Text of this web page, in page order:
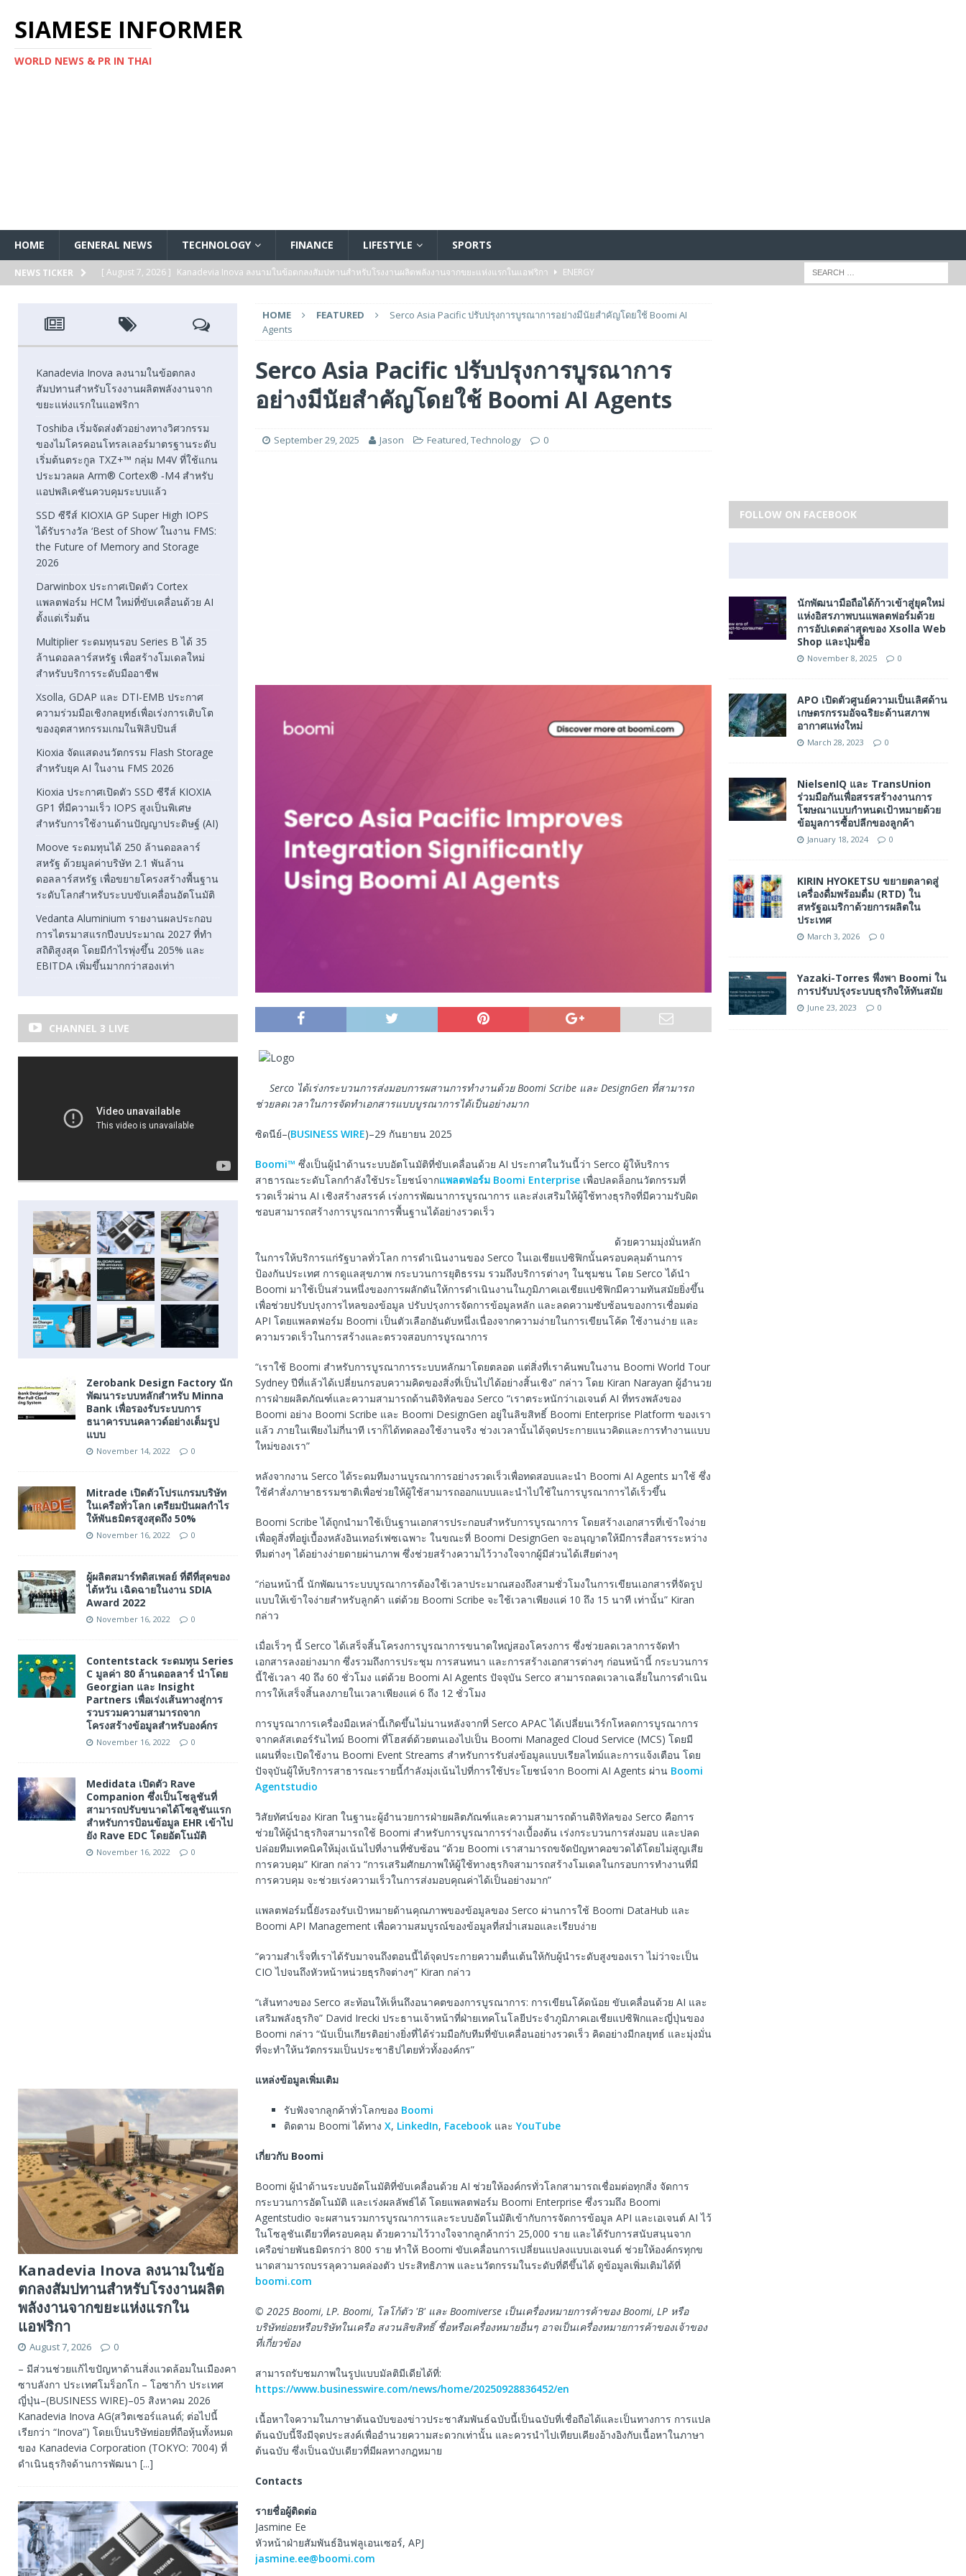
SIAMESE INFORMER
WORLD NEWS & PR IN THAI
HOME GENERAL NEWS TECHNOLOGY FINANCE LIFESTYLE SPORTS
NEWS TICKER [ August 7, 2026 ] Kanadevia Inova ลงนามในข้อตกลงสัมปทานสำหรับโรงงานผลิตพลังงานจากขยะแห่งแรกในแอฟริกา
ENERGY
แกนประมวลผล Arm® Cortex® ‑M4 สำหรับแอปพลิเคชันควบคุมระบบแล้ว
FEATURED
[ August 7, 2026 ] SSD ซีรีส์ KIOXIA GP Super High IOPS ได้รับรางวัล ‘Best of Show’ ในงาน FMS: the Future of Memory and Storage
2026
FEATURED
[ August 6, 2026 ] Darwinbox ประกาศเปิดตัว Cortex แพลตฟอร์ม HCM ใหม่ที่ขับเคลื่อนด้วย AI ตั้งแต่เริ่มต้น
FEATURED
FEATURED
HOME FEATURED
Serco Asia Pacific ปรับปรุงการบูรณาการอย่างมีนัยสำคัญโดยใช้ Boomi AI
Agents
Serco Asia Pacific ปรับปรุงการบูรณาการ
อย่างมีนัยสำคัญโดยใช้ Boomi AI Agents
September 29, 2025 Jason Featured,Technology 0
Serco ได้เร่งกระบวนการส่งมอบการผสานการทำงานด้วยBoomi Scribe และDesignGen ที่สามารถ
ช่วยลดเวลาในการจัดทำเอกสารแบบบูรณาการได้เป็นอย่างมาก
ซิดนีย์–(BUSINESS WIRE)–29 กันยายน 2025
Boomi™ ซึ่งเป็นผู้นำด้านระบบอัตโนมัติที่ขับเคลื่อนด้วย AI ประกาศในวันนี้ว่า Serco ผู้ให้บริการ
สาธารณะระดับโลกกำลังใช้ประโยชน์จากแพลตฟอร์ม Boomi Enterpriseเพื่อปลดล็อกนวัตกรรมที่
รวดเร็วผ่าน AI เชิงสร้างสรรค์ เร่งการพัฒนาการบูรณาการ และส่งเสริมให้ผู้ใช้ทางธุรกิจที่มีความรับผิด
ชอบสามารถสร้างการบูรณาการพื้นฐานได้อย่างรวดเร็ว
ด้วยความมุ่งมั่นหลัก
ในการให้บริการแก่รัฐบาลทั่วโลก การดำเนินงานของ Serco ในเอเชียแปซิฟิกนั้นครอบคลุมด้านการ
ป้องกันประเทศ การดูแลสุขภาพ กระบวนการยุติธรรม รวมถึงบริการต่างๆ ในชุมชน โดย Serco ได้นำ
Boomi มาใช้เป็นส่วนหนึ่งของการผลักดันให้การดำเนินงานในภูมิภาคเอเชียแปซิฟิกมีความทันสมัยยิ่งขึ้น
เพื่อช่วยปรับปรุงการไหลของข้อมูล ปรับปรุงการจัดการข้อมูลหลัก และลดความซับซ้อนของการเชื่อมต่อ
API โดยแพลตฟอร์ม Boomi เป็นตัวเลือกอันดับหนึ่งเนื่องจากความง่ายในการเขียนโค้ด ใช้งานง่าย และ
ความรวดเร็วในการสร้างและตรวจสอบการบูรณาการ
“เราใช้ Boomi สำหรับการบูรณาการระบบหลักมาโดยตลอด แต่สิ่งที่เราค้นพบในงาน Boomi World Tour
Sydney ปีที่แล้วได้เปลี่ยนกรอบความคิดของสิ่งที่เป็นไปได้อย่างสิ้นเชิง” กล่าว โดย Kiran Narayan ผู้อำนวย
การฝ่ายผลิตภัณฑ์และความสามารถด้านดิจิทัลของ Serco “เราตระหนักว่าเอเจนต์ AI ที่ทรงพลังของ
Boomi อย่าง Boomi Scribe และ Boomi DesignGen อยู่ในลิขสิทธิ์ Boomi Enterprise Platform ของเรา
แล้ว ภายในเพียงไม่กี่นาที เราก็ได้ทดลองใช้งานจริง ช่วงเวลานั้นได้จุดประกายแนวคิดและการทำงานแบบ
ใหม่ของเรา”
หลังจากงาน Serco ได้ระดมทีมงานบูรณาการอย่างรวดเร็วเพื่อทดสอบและนำ Boomi AI Agents มาใช้ ซึ่ง
ใช้คำสั่งภาษาธรรมชาติเพื่อช่วยให้ผู้ใช้สามารถออกแบบและนำไปใช้ในการบูรณาการได้เร็วขึ้น
Boomi Scribe ได้ถูกนำมาใช้เป็นฐานเอกสารประกอบสำหรับการบูรณาการ โดยสร้างเอกสารที่เข้าใจง่าย
เพื่อดูสิ่งที่อยู่เบื้องหลังอินเทอร์เฟซเฉพาะ ในขณะที่ Boomi DesignGen จะอนุญาตให้มีการสื่อสารระหว่าง
ทีมต่างๆ ได้อย่างง่ายดายผ่านภาพ ซึ่งช่วยสร้างความไว้วางใจจากผู้มีส่วนได้เสียต่างๆ
“ก่อนหน้านี้ นักพัฒนาระบบบูรณาการต้องใช้เวลาประมาณสองถึงสามชั่วโมงในการเขียนเอกสารที่จัดรูป
แบบให้เข้าใจง่ายสำหรับลูกค้า แต่ด้วย Boomi Scribe จะใช้เวลาเพียงแค่ 10 ถึง 15 นาที เท่านั้น” Kiran
กล่าว
เมื่อเร็วๆ นี้ Serco ได้เสร็จสิ้นโครงการบูรณาการขนาดใหญ่สองโครงการ ซึ่งช่วยลดเวลาการจัดทำ
เอกสารลงอย่างมาก ซึ่งรวมถึงการประชุม การสนทนา และการสร้างเอกสารต่างๆ ก่อนหน้านี้ กระบวนการ
นี้ใช้เวลา 40 ถึง 60 ชั่วโมง แต่ด้วย Boomi AI Agents ปัจจุบัน Serco สามารถลดเวลาเฉลี่ยในการดำเนิน
การให้เสร็จสิ้นลงภายในเวลาเพียงแค่ 6 ถึง 12 ชั่วโมง
การบูรณาการเครื่องมือเหล่านี้เกิดขึ้นไม่นานหลังจากที่ Serco APAC ได้เปลี่ยนเวิร์กโหลดการบูรณาการ
จากคลัสเตอร์รันไทม์ Boomi ที่โฮสต์ด้วยตนเองไปเป็น Boomi Managed Cloud Service (MCS) โดยมี
แผนที่จะเปิดใช้งาน Boomi Event Streams สำหรับการรับส่งข้อมูลแบบเรียลไทม์และการแจ้งเตือน โดย
ปัจจุบันผู้ให้บริการสาธารณะรายนี้กำลังมุ่งเน้นไปที่การใช้ประโยชน์จาก Boomi AI Agents ผ่าน Boomi
Agentstudio
วิสัยทัศน์ของ Kiran ในฐานะผู้อำนวยการฝ่ายผลิตภัณฑ์และความสามารถด้านดิจิทัลของ Serco คือการ
ช่วยให้ผู้นำธุรกิจสามารถใช้ Boomi สำหรับการบูรณาการร่างเบื้องต้น เร่งกระบวนการส่งมอบ และปลด
ปล่อยทีมเทคนิคให้มุ่งเน้นไปที่งานที่ซับซ้อน “ด้วย Boomi เราสามารถขจัดปัญหาคอขวดได้โดยไม่สูญเสีย
การควบคุม” Kiran กล่าว “การเสริมศักยภาพให้ผู้ใช้ทางธุรกิจสามารถสร้างโมเดลในกรอบการทำงานที่มี
การควบคุม จะช่วยเร่งความเร็วในการส่งมอบคุณค่าได้เป็นอย่างมาก”
แพลตฟอร์มนี้ยังรองรับเป้าหมายด้านคุณภาพของข้อมูลของ Serco ผ่านการใช้ Boomi DataHub และ
Boomi API Management เพื่อความสมบูรณ์ของข้อมูลที่สม่ำเสมอและเรียบง่าย
“ความสำเร็จที่เราได้รับมาจนถึงตอนนี้ได้จุดประกายความตื่นเต้นให้กับผู้นำระดับสูงของเรา ไม่ว่าจะเป็น
CIO ไปจนถึงหัวหน้าหน่วยธุรกิจต่างๆ” Kiran กล่าว
“เส้นทางของ Serco สะท้อนให้เห็นถึงอนาคตของการบูรณาการ: การเขียนโค้ดน้อย ขับเคลื่อนด้วย AI และ
เสริมพลังธุรกิจ” David Irecki ประธานเจ้าหน้าที่ฝ่ายเทคโนโลยีประจำภูมิภาคเอเชียแปซิฟิกและญี่ปุ่นของ
Boomi กล่าว “นับเป็นเกียรติอย่างยิ่งที่ได้ร่วมมือกับทีมที่ขับเคลื่อนอย่างรวดเร็ว คิดอย่างมีกลยุทธ์ และมุ่งมั่น
ที่จะทำให้นวัตกรรมเป็นประชาธิปไตยทั่วทั้งองค์กร”
แหล่งข้อมูลเพิ่มเติม
รับฟังจากลูกค้าทั่วโลกของ Boomi
ติดตาม Boomi ได้ทาง X, LinkedIn, FacebookและYouTube
เกี่ยวกับBoomi
Boomi ผู้นำด้านระบบอัตโนมัติที่ขับเคลื่อนด้วย AI ช่วยให้องค์กรทั่วโลกสามารถเชื่อมต่อทุกสิ่ง จัดการ
กระบวนการอัตโนมัติ และเร่งผลลัพธ์ได้ โดยแพลตฟอร์ม Boomi Enterprise ซึ่งรวมถึง Boomi
Agentstudio จะผสานรวมการบูรณาการและระบบอัตโนมัติเข้ากับการจัดการข้อมูล API และเอเจนต์ AI ไว้
ในโซลูชันเดียวที่ครอบคลุม ด้วยความไว้วางใจจากลูกค้ากว่า 25,000 ราย และได้รับการสนับสนุนจาก
เครือข่ายพันธมิตรกว่า 800 ราย ทำให้ Boomi ขับเคลื่อนการเปลี่ยนแปลงแบบเอเจนต์ ช่วยให้องค์กรทุกข
นาดสามารถบรรลุความคล่องตัว ประสิทธิภาพ และนวัตกรรมในระดับที่ดีขึ้นได้ ดูข้อมูลเพิ่มเติมได้ที่
boomi.com
© 2025 Boomi, LP. Boomi, โลโก้ตัว'B' และBoomiverse เป็นเครื่องหมายการค้าของBoomi, LP หรือ
บริษัทย่อยหรือบริษัทในเครือ สงวนลิขสิทธิ์ ชื่อหรือเครื่องหมายอื่นๆ อาจเป็นเครื่องหมายการค้าของเจ้าของ
ที่เกี่ยวข้อง
สามารถรับชมภาพในรูปแบบมัลติมีเดียได้ที่:
https://www.businesswire.com/news/home/20250928836452/en
เนื้อหาใจความในภาษาต้นฉบับของข่าวประชาสัมพันธ์ฉบับนี้เป็นฉบับที่เชื่อถือได้และเป็นทางการ การแปล
ต้นฉบับนี้จึงมีจุดประสงค์เพื่ออำนวยความสะดวกเท่านั้น และควรนำไปเทียบเคียงอ้างอิงกับเนื้อหาในภาษา
ต้นฉบับ ซึ่งเป็นฉบับเดียวที่มีผลทางกฎหมาย
Contacts
รายชื่อผู้ติดต่อ
Jasmine Ee
หัวหน้าฝ่ายสัมพันธ์อินฟลูเอนเซอร์, APJ
jasmine.ee@boomi.com
Kanadevia Inova ลงนามในข้อตกลง
สัมปทานสำหรับโรงงานผลิตพลังงานจาก
ขยะแห่งแรกในแอฟริกา
Toshiba เริ่มจัดส่งตัวอย่างทางวิศวกรรม
ของไมโครคอนโทรลเลอร์มาตรฐานระดับ
เริ่มต้นตระกูล TXZ+™ กลุ่ม M4V ที่ใช้แกน
ประมวลผล Arm® Cortex® ‑M4 สำหรับ
แอปพลิเคชันควบคุมระบบแล้ว
SSD ซีรีส์ KIOXIA GP Super High IOPS
ได้รับรางวัล ‘Best of Show’ ในงาน FMS:
the Future of Memory and Storage
2026
Darwinbox ประกาศเปิดตัว Cortex
แพลตฟอร์ม HCM ใหม่ที่ขับเคลื่อนด้วย AI
ตั้งแต่เริ่มต้น
Multiplier ระดมทุนรอบ Series B ได้ 35
ล้านดอลลาร์สหรัฐ เพื่อสร้างโมเดลใหม่
สำหรับบริการระดับมืออาชีพ
Xsolla, GDAP และ DTI-EMB ประกาศ
ความร่วมมือเชิงกลยุทธ์เพื่อเร่งการเติบโต
ของอุตสาหกรรมเกมในฟิลิปปินส์
Kioxia จัดแสดงนวัตกรรม Flash Storage
สำหรับยุค AI ในงาน FMS 2026
Kioxia ประกาศเปิดตัว SSD ซีรีส์ KIOXIA
GP1 ที่มีความเร็ว IOPS สูงเป็นพิเศษ
สำหรับการใช้งานด้านปัญญาประดิษฐ์ (AI)
Moove ระดมทุนได้ 250 ล้านดอลลาร์
สหรัฐ ด้วยมูลค่าบริษัท 2.1 พันล้าน
ดอลลาร์สหรัฐ เพื่อขยายโครงสร้างพื้นฐาน
ระดับโลกสำหรับระบบขับเคลื่อนอัตโนมัติ
Vedanta Aluminium รายงานผลประกอบ
การไตรมาสแรกปีงบประมาณ 2027 ที่ทำ
สถิติสูงสุด โดยมีกำไรพุ่งขึ้น 205% และ
EBITDA เพิ่มขึ้นมากกว่าสองเท่า
CHANNEL 3 LIVE
Zerobank Design Factory นัก
พัฒนาระบบหลักสำหรับ Minna
Bank เพื่อรองรับระบบการ
ธนาคารบนคลาวด์อย่างเต็มรูป
แบบ
November 14, 2022 0
Mitrade เปิดตัวโปรแกรมบริษัท
ในเครือทั่วโลก เตรียมปันผลกำไร
ให้พันธมิตรสูงสุดถึง 50%
November 16, 2022 0
ผู้ผลิตสมาร์ทดิสเพลย์ ที่ดีที่สุดของ
ไต้หวัน เฉิดฉายในงาน SDIA
Award 2022
November 16, 2022 0
Contentstack ระดมทุน Series
C มูลค่า 80 ล้านดอลลาร์ นำโดย
Georgian และ Insight
Partners เพื่อเร่งเส้นทางสู่การ
รวบรวมความสามารถจาก
โครงสร้างข้อมูลสำหรับองค์กร
November 16, 2022 0
Medidata เปิดตัว Rave
Companion ซึ่งเป็นโซลูชันที่
สามารถปรับขนาดได้โซลูชันแรก
สำหรับการป้อนข้อมูล EHR เข้าไป
ยัง Rave EDC โดยอัตโนมัติ
November 16, 2022 0
Kanadevia Inova ลงนามในข้อ
ตกลงสัมปทานสำหรับโรงงานผลิต
พลังงานจากขยะแห่งแรกใน
แอฟริกา
August 7, 2026 0
– มีส่วนช่วยแก้ไขปัญหาด้านสิ่งแวดล้อมในเมืองคา
ซาบลังกา ประเทศโมร็อกโก – โอซาก้า ประเทศ
ญี่ปุ่น–(BUSINESS WIRE)–05 สิงหาคม 2026
Kanadevia Inova AG(สวิตเซอร์แลนด์; ต่อไปนี้
เรียกว่า “Inova”) โดยเป็นบริษัทย่อยที่ถือหุ้นทั้งหมด
ของ Kanadevia Corporation (TOKYO: 7004) ที่
ดำเนินธุรกิจด้านการพัฒนา [...]
FOLLOW ON FACEBOOK
นักพัฒนามือถือได้ก้าวเข้าสู่ยุคใหม่
แห่งอิสรภาพบนแพลตฟอร์มด้วย
การอัปเดตล่าสุดของ Xsolla Web
Shop และปุ่มซื้อ
November 8, 2025 0
APO เปิดตัวศูนย์ความเป็นเลิศด้าน
เกษตรกรรมอัจฉริยะด้านสภาพ
อากาศแห่งใหม่
March 28, 2023 0
NielsenIQ และ TransUnion
ร่วมมือกันเพื่อสรรสร้างงานการ
โฆษณาแบบกำหนดเป้าหมายด้วย
ข้อมูลการซื้อปลีกของลูกค้า
January 18, 2024 0
KIRIN HYOKETSU ขยายตลาดสู่
เครื่องดื่มพร้อมดื่ม (RTD) ใน
สหรัฐอเมริกาด้วยการผลิตใน
ประเทศ
March 3, 2026 0
Yazaki-Torres พึ่งพา Boomi ใน
การปรับปรุงระบบธุรกิจให้ทันสมัย
June 23, 2023 0